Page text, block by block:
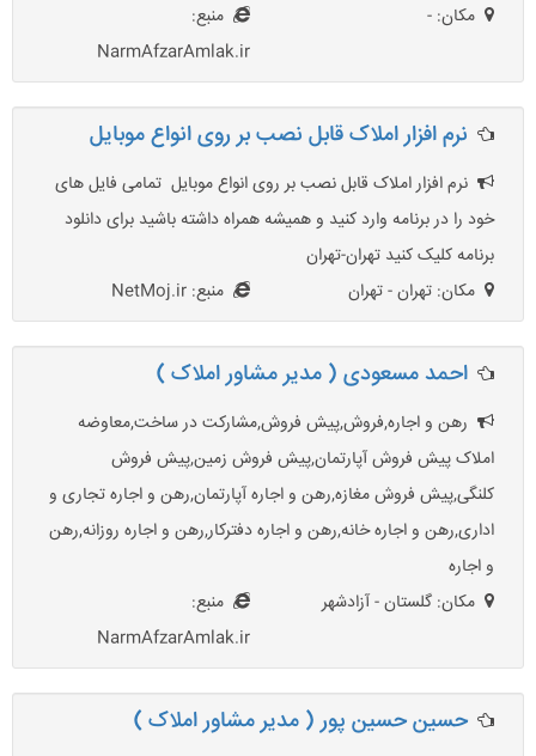
مکان: -
منبع:
NarmAfzarAmlak.ir
نرم افزار املاک قابل نصب بر روی انواع موبایل
نرم افزار املاک قابل نصب بر روی انواع موبایل تمامی فایل های
خود را در برنامه وارد کنید و همیشه همراه داشته باشید برای دانلود
برنامه کلیک کنید تهران-تهران
مکان: تهران - تهران
منبع: NetMoj.ir
احمد مسعودی ( مدیر مشاور املاک )
رهن و اجاره,فروش,پیش فروش,مشارکت در ساخت,معاوضه
املاک پیش فروش آپارتمان,پیش فروش زمین,پیش فروش
کلنگی,پیش فروش مغازه,رهن و اجاره آپارتمان,رهن و اجاره تجاری و
اداری,رهن و اجاره خانه,رهن و اجاره دفترکار,رهن و اجاره روزانه,رهن
و اجاره
مکان: گلستان - آزادشهر
منبع:
NarmAfzarAmlak.ir
حسین حسین پور ( مدیر مشاور املاک )